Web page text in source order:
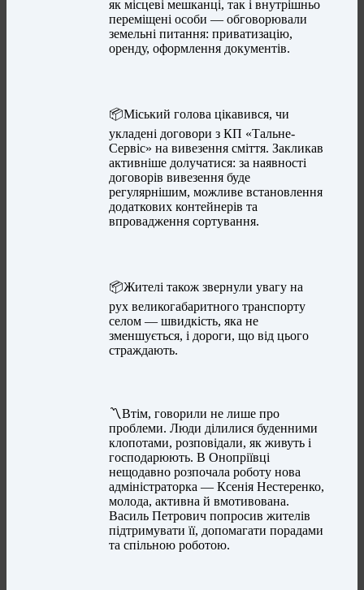
як місцеві мешканці, так і внутрішньо
переміщені особи — обговорювали
земельні питання: приватизацію,
оренду, оформлення документів.
📦Міський голова цікавився, чи
укладені договори з КП «Тальне-
Сервіс» на вивезення сміття. Закликав
активніше долучатися: за наявності
договорів вивезення буде
регулярнішим, можливе встановлення
додаткових контейнерів та
впровадження сортування.
📦Жителі також звернули увагу на
рух великогабаритного транспорту
селом — швидкість, яка не
зменшується, і дороги, що від цього
страждають.
〽️Втім, говорили не лише про
проблеми. Люди ділилися буденними
клопотами, розповідали, як живуть і
господарюють. В Онопріївці
нещодавно розпочала роботу нова
адміністраторка — Ксенія Нестеренко,
молода, активна й вмотивована.
Василь Петрович попросив жителів
підтримувати її, допомагати порадами
та спільною роботою.